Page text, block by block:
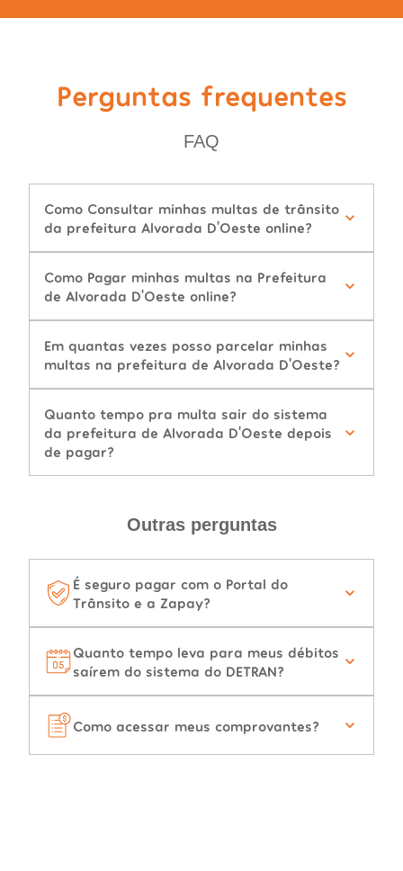
Perguntas frequentes
FAQ
Como Consultar minhas multas de trânsito
da prefeitura Alvorada D'Oeste online?
Como Pagar minhas multas na Prefeitura
de Alvorada D'Oeste online?
Em quantas vezes posso parcelar minhas
multas na prefeitura de Alvorada D'Oeste?
Quanto tempo pra multa sair do sistema
da prefeitura de Alvorada D'Oeste depois
de pagar?
Outras perguntas
É seguro pagar com o Portal do
Trânsito e a Zapay?
Quanto tempo leva para meus débitos
saírem do sistema do DETRAN?
Como acessar meus comprovantes?